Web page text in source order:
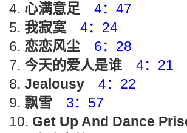
心满意足
4：47
我寂寞
4：24
恋恋风尘
6：28
今天的爱人是谁
4：21
Jealousy
4：22
飘雪
3：57
Get Up And Dance